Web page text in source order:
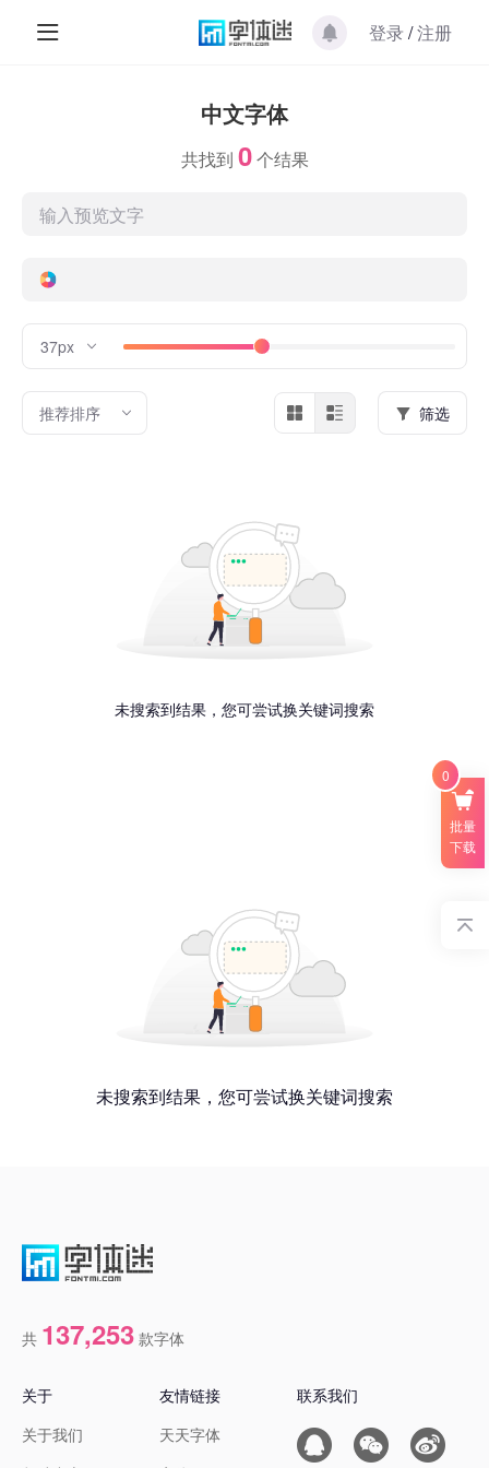
登录 /注册
中文字体
共找到 0个结果
推荐排序
37px
筛选
未搜索到结果，您可尝试换关键词搜索
未搜索到结果，您可尝试换关键词搜索
共 137,253 款字体
关于
关于我们
友情链接
天天字体
联系我们
批量
下载
0